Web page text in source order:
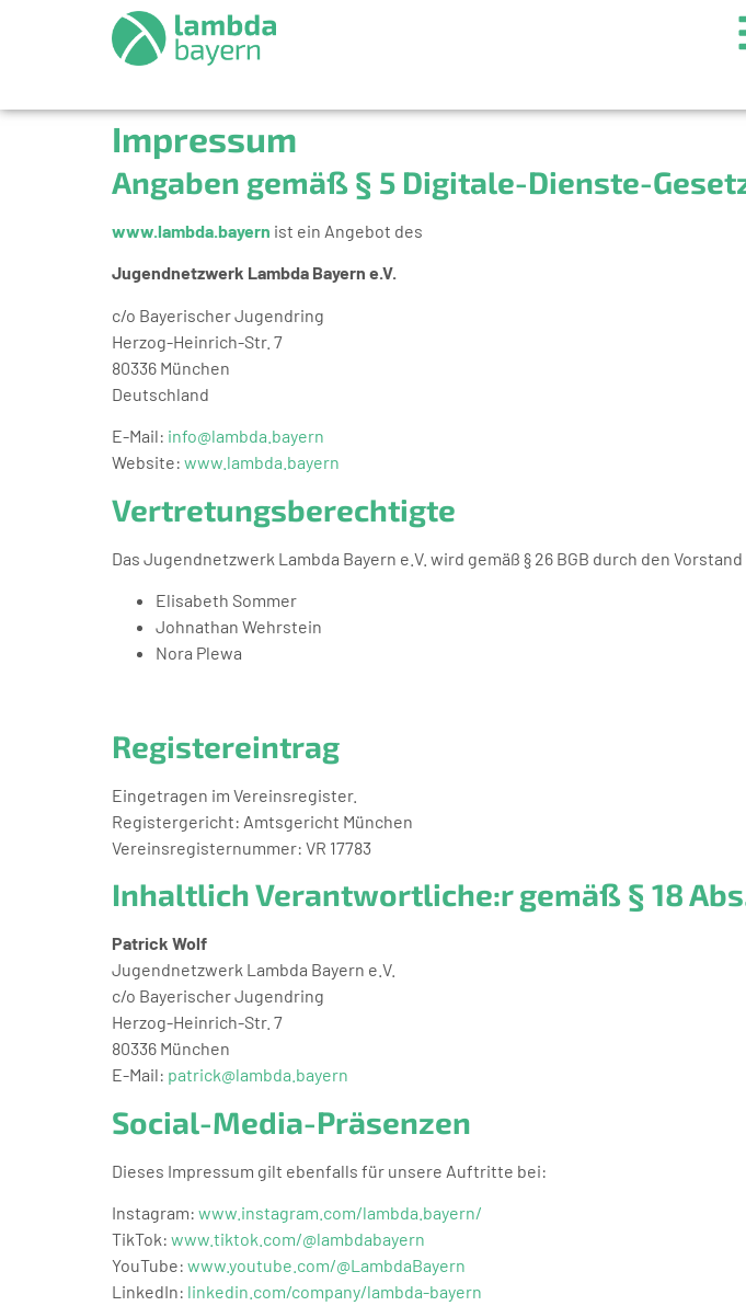
Impressum
Angaben gemäß § 5 Digitale-Dienste-
www.lambda.bayern ist ein Angebot des
Jugendnetzwerk Lambda Bayern e.V.
c/o Bayerischer Jugendring
Herzog-Heinrich-Str. 7
80336 München
Deutschland
E-Mail: info@lambda.bayern
Website: www.lambda.bayern
Vertretungsberechtigte
Das Jugendnetzwerk Lambda Bayern e.V. wird gemäß § 26 BGB durch den
Elisabeth Sommer
Johnathan Wehrstein
Nora Plewa
Registereintrag
Eingetragen im Vereinsregister.
Registergericht: Amtsgericht München
Vereinsregisternummer: VR 17783
Inhaltlich Verantwortliche:r gemäß § 18
Patrick Wolf
Jugendnetzwerk Lambda Bayern e.V.
c/o Bayerischer Jugendring
Herzog-Heinrich-Str. 7
80336 München
E-Mail: patrick@lambda.bayern
Social-Media-Präsenzen
Dieses Impressum gilt ebenfalls für unsere Auftritte bei:
Instagram: www.instagram.com/lambda.bayern/
TikTok: www.tiktok.com/@lambdabayern
YouTube: www.youtube.com/@LambdaBayern
LinkedIn: linkedin.com/company/lambda-bayern